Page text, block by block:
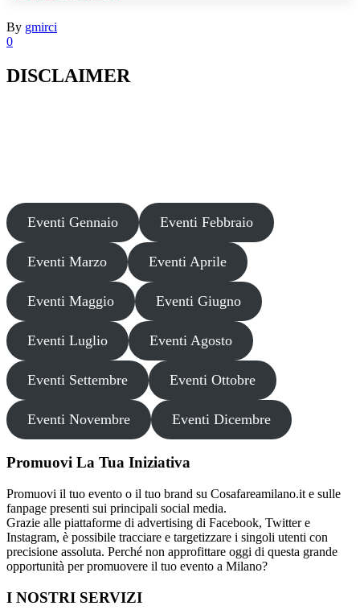
By gmirci
0
DISCLAIMER
Eventi Gennaio Eventi Febbraio
Eventi Marzo Eventi Aprile
Eventi Maggio Eventi Giugno
Eventi Luglio Eventi Agosto
Eventi Settembre Eventi Ottobre
Eventi Novembre Eventi Dicembre
Promuovi La Tua Iniziativa
Promuovi il tuo evento o il tuo brand su Cosafareamilano.it e sulle
fanpage presenti sui principali social media.
Grazie alle piattaforme di advertising di Facebook, Twitter e
Instagram, è possibile tracciare e targetizzare i singoli utenti con
precisione assoluta. Perché non approfittare oggi di questa grande
opportunità per promuovere il tuo evento a Milano?
I NOSTRI SERVIZI